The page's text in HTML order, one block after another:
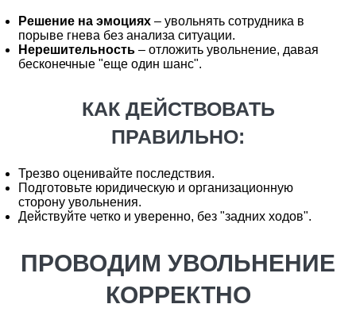
Решение на эмоциях – увольнять сотрудника в
порыве гнева без анализа ситуации.
Нерешительность – отложить увольнение, давая
бесконечные "еще один шанс".
КАК ДЕЙСТВОВАТЬ
ПРАВИЛЬНО:
Трезво оценивайте последствия.
Подготовьте юридическую и организационную
сторону увольнения.
Действуйте четко и уверенно, без "задних ходов".
ПРОВОДИМ УВОЛЬНЕНИЕ
КОРРЕКТНО